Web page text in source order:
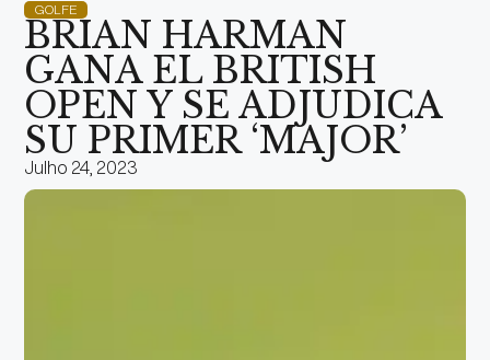
GOLFE
BRIAN HARMAN
GANA EL BRITISH
OPEN Y SE ADJUDICA
SU PRIMER ‘MAJOR’
Julho 24, 2023